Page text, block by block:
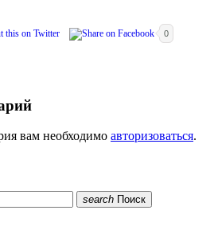
0
вам необходимо авторизоваться.
search Поиск